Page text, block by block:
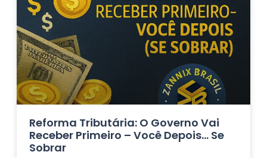
Reforma Tributária: O Governo Vai
Receber Primeiro – Você Depois… Se
Sobrar